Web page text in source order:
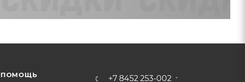
ПОМОЩЬ +7 8452 253-002